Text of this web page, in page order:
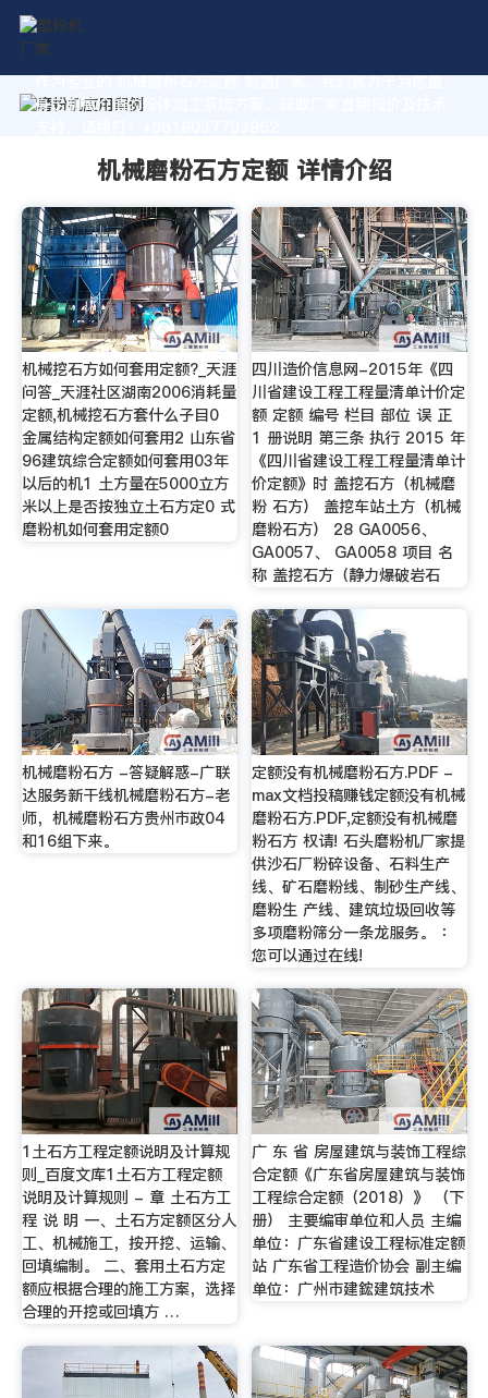
作为专业的 机械磨粉石方定额 制造厂家，我们致力于为您量
身定制高价值的粉体加工系统方案。获取厂家直销报价及技术
机械磨粉石方定额 详情介绍
机械挖石方如何套用定额?_天涯
问答_天涯社区湖南2006消耗量
定额,机械挖石方套什么子目0
金属结构定额如何套用2 山东省
96建筑综合定额如何套用03年
以后的机1 土方量在5000立方
米以上是否按独立土石方定0 式
磨粉机如何套用定额0
四川造价信息网-2015年《四
川省建设工程工程量清单计价定
额 定额 编号 栏目 部位 误 正
1 册说明 第三条 执行 2015 年
《四川省建设工程工程量清单计
价定额》时 盖挖石方（机械磨
粉 石方） 盖挖车站土方（机械
磨粉石方） 28 GA0056、
GA0057、 GA0058 项目 名
称 盖挖石方（静力爆破岩石
机械磨粉石方 -答疑解惑-广联
达服务新干线机械磨粉石方-老
师，机械磨粉石方贵州市政04
和16组下来。
定额没有机械磨粉石方.PDF -
max文档投稿赚钱定额没有机械
磨粉石方.PDF,定额没有机械磨
粉石方 权请! 石头磨粉机厂家提
供沙石厂粉碎设备、石料生产
线、矿石磨粉线、制砂生产线、
磨粉生 产线、建筑垃圾回收等
多项磨粉筛分一条龙服务。 ：
您可以通过在线!
1土石方工程定额说明及计算规
则_百度文库1土石方工程定额
说明及计算规则 - 章 土石方工
程 说 明 一、土石方定额区分人
工、机械施工，按开挖、运输、
回填编制。 二、套用土石方定
额应根据合理的施工方案，选择
合理的开挖或回填方 …
广 东 省 房屋建筑与装饰工程综
合定额《广东省房屋建筑与装饰
工程综合定额（2018）》 （下
册） 主要编审单位和人员 主编
单位：广东省建设工程标准定额
站 广东省工程造价协会 副主编
单位：广州市建鋐建筑技术